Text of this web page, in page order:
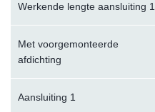
Werkende lengte aansluiting 1
Met voorgemonteerde
afdichting
Aansluiting 1